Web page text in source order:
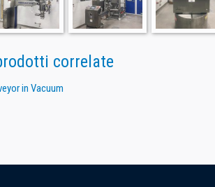
correlate
in Vacuum